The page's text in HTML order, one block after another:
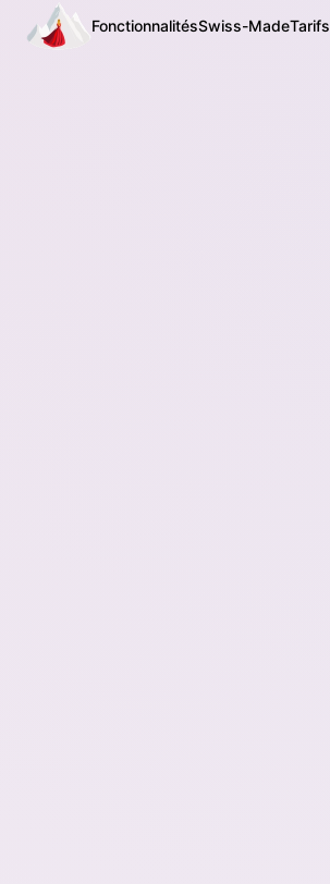
FonctionnalitésSwiss-MadeTarifs